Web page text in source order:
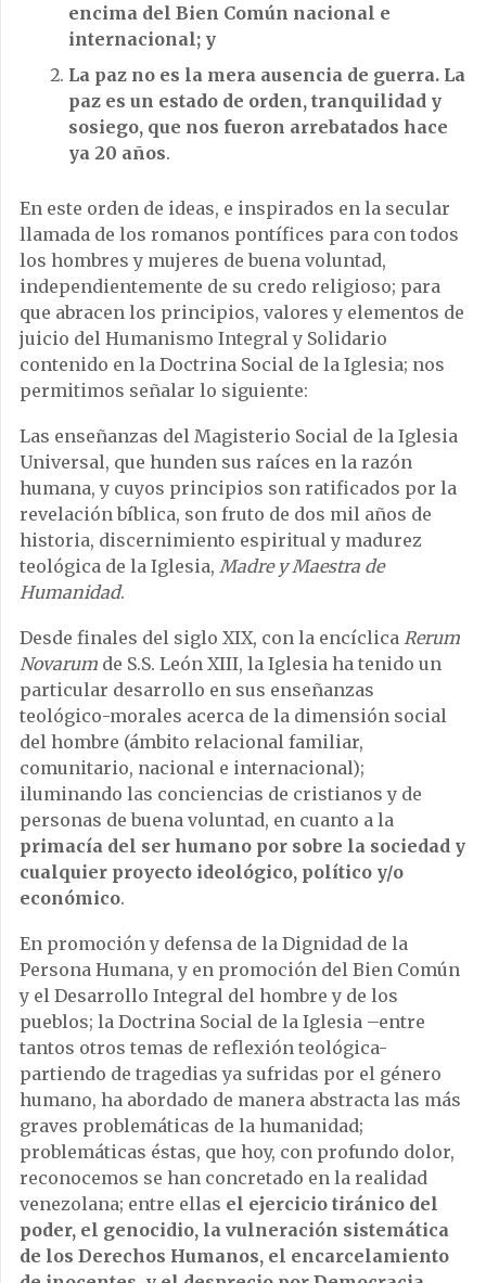
encima del Bien Común nacional e
internacional; y
La paz no es la mera ausencia de guerra. La
paz es un estado de orden, tranquilidad y
sosiego, que nos fueron arrebatados hace
ya 20 años.
En este orden de ideas, e inspirados en la secular
llamada de los romanos pontífices para con todos
los hombres y mujeres de buena voluntad,
independientemente de su credo religioso; para
que abracen los principios, valores y elementos de
juicio del Humanismo Integral y Solidario
contenido en la Doctrina Social de la Iglesia; nos
permitimos señalar lo siguiente:
Las enseñanzas del Magisterio Social de la Iglesia
Universal, que hunden sus raíces en la razón
humana, y cuyos principios son ratificados por la
revelación bíblica, son fruto de dos mil años de
historia, discernimiento espiritual y madurez
teológica de la Iglesia, Madre y Maestra de
Humanidad.
Desde finales del siglo XIX, con la encíclica Rerum
Novarum de S.S. León XIII, la Iglesia ha tenido un
particular desarrollo en sus enseñanzas
teológico-morales acerca de la dimensión social
del hombre (ámbito relacional familiar,
comunitario, nacional e internacional);
iluminando las conciencias de cristianos y de
personas de buena voluntad, en cuanto a la
primacía del ser humano por sobre la sociedad y
cualquier proyecto ideológico, político y/o
económico.
En promoción y defensa de la Dignidad de la
Persona Humana, y en promoción del Bien Común
y el Desarrollo Integral del hombre y de los
pueblos; la Doctrina Social de la Iglesia –entre
tantos otros temas de reflexión teológica-
partiendo de tragedias ya sufridas por el género
humano, ha abordado de manera abstracta las más
graves problemáticas de la humanidad;
problemáticas éstas, que hoy, con profundo dolor,
reconocemos se han concretado en la realidad
venezolana; entre ellas el ejercicio tiránico del
poder, el genocidio, la vulneración sistemática
de los Derechos Humanos, el encarcelamiento